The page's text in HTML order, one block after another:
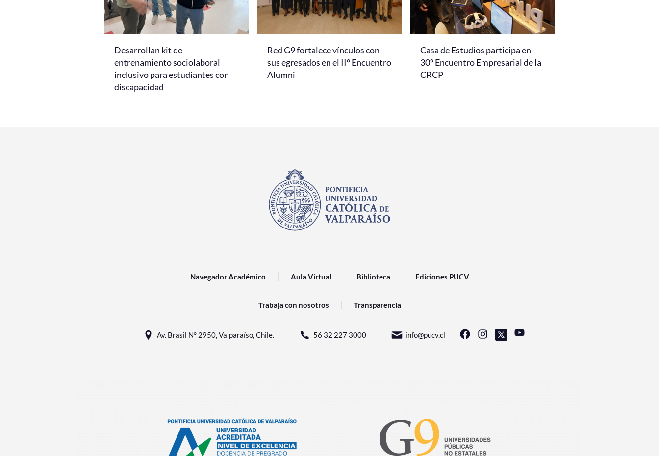
Desarrollan kit de
entrenamiento sociolaboral
inclusivo para estudiantes con
discapacidad
Red G9 fortalece vínculos con
sus egresados en el II° Encuentro
Alumni
Casa de Estudios participa en
30° Encuentro Empresarial de la
CRCP
Navegador Académico Aula Virtual Biblioteca Ediciones PUCV
Trabaja con nosotros Transparencia
Av. Brasil N° 2950, Valparaíso, Chile. 56 32 227 3000 info@pucv.cl